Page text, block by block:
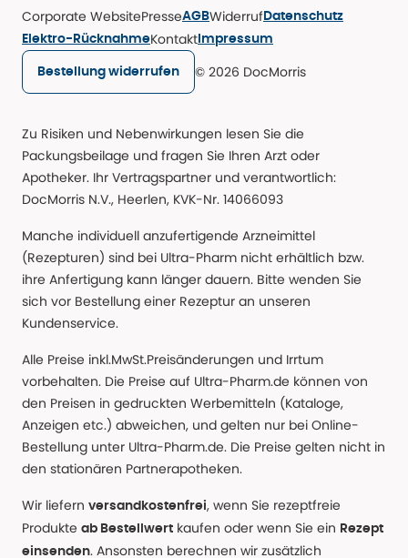
Corporate WebsitePresseAGBWiderruf Datenschutz
Elektro-RücknahmeKontakt Impressum
Bestellung widerrufen © 2026 DocMorris
Zu Risiken und Nebenwirkungen lesen Sie die
Packungsbeilage und fragen Sie Ihren Arzt oder
Apotheker. Ihr Vertragspartner und verantwortlich:
DocMorris N.V., Heerlen, KVK-Nr. 14066093
Manche individuell anzufertigende Arzneimittel
(Rezepturen) sind bei Ultra-Pharm nicht erhältlich bzw.
ihre Anfertigung kann länger dauern. Bitte wenden Sie
sich vor Bestellung einer Rezeptur an unseren
Kundenservice.
Alle Preise inkl.MwSt.Preisänderungen und Irrtum
vorbehalten. Die Preise auf Ultra-Pharm.de können von
den Preisen in gedruckten Werbemitteln (Kataloge,
Anzeigen etc.) abweichen, und gelten nur bei Online-
Bestellung unter Ultra-Pharm.de. Die Preise gelten nicht in
den stationären Partnerapotheken.
Wir liefern versandkostenfrei, wenn Sie rezeptfreie
Produkte ab Bestellwert kaufen oder wenn Sie ein Rezept
einsenden. Ansonsten berechnen wir zusätzlich